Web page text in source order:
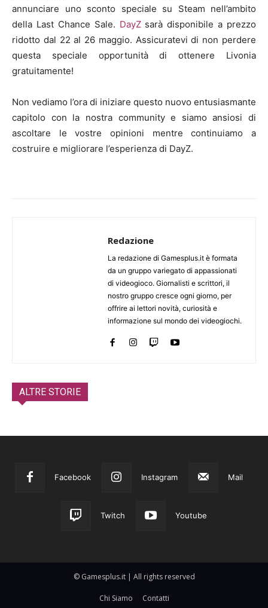
annunciare uno sconto speciale su Steam nell’ambito
della Last Chance Sale. DayZsarà disponibile a prezzo
ridotto dal 22 al 26 maggio. Assicuratevi di non perdere
questa speciale opportunità di ottenere Livonia
gratuitamente!
Non vediamo l’ora di iniziare questo nuovo entusiasmante
capitolo con la nostra community e siamo ansiosi di
ascoltare le vostre opinioni mentre continuiamo a
costruire e migliorare l’esperienza di DayZ.
Redazione
La redazione di Gamesplus.it è formata
da un gruppo variegato di appassionati
di videogioco. Giornalisti e scrittori, il
nostro gruppo cresce ogni giorno, per
offrire ai lettori novità, curiosità e
informazione sul mondo dei videogiochi.
ALTRE STORIE
Facebook Instagram Mail
Twitch Youtube
© Gamesplus.it | All rights reserved
Chi Siamo Contatti